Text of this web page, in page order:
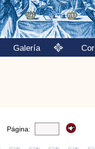
Galería
Página: